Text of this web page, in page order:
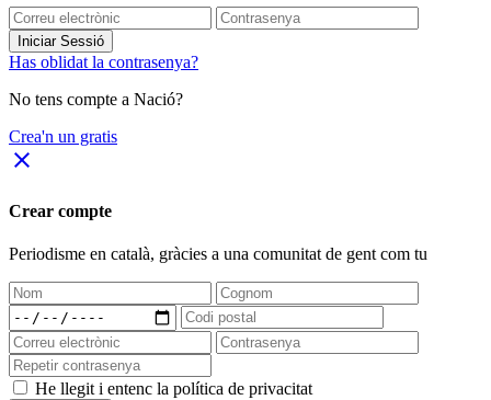
Iniciar Sessió
Has oblidat la contrasenya?
No tens compte a Nació?
Crea'n un gratis
close
Crear compte
Periodisme en català, gràcies a una comunitat de gent com tu
He llegit i entenc la política de privacitat